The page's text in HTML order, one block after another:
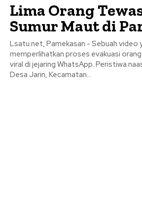
Lima Orang
Sumur Maut di
Lsatu.net, Pamekasan - Sebuah video
memperlihatkan proses evakuasi
viral di jejaring WhatsApp. Peristiwa
Desa Jarin, Kecamatan...